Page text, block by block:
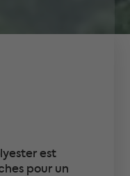
est
pour un